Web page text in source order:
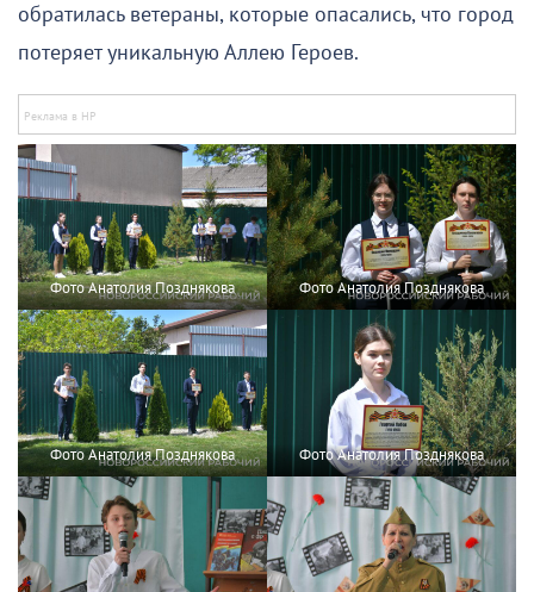
обратилась ветераны, которые опасались, что город
потеряет уникальную Аллею Героев.
Фото Анатолия Позднякова Фото Анатолия Позднякова
Фото Анатолия Позднякова Фото Анатолия Позднякова